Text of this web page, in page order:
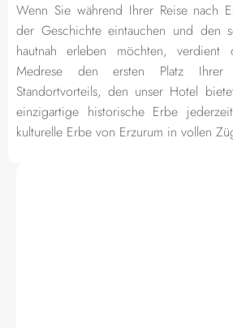
Wenn Sie während Ihrer Reise nach
der Geschichte eintauchen und den
hautnah erleben möchten, verdient
Medrese den ersten Platz
Standortvorteils, den unser Hotel
einzigartige historische Erbe
kulturelle Erbe von Erzurum in vollen